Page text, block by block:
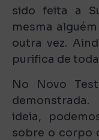
sido feita a
mesma
outra vez.
purifica de
No Novo
ideia,
sobre o corpo